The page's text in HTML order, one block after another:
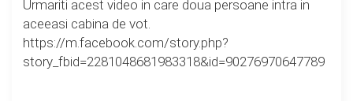
Urmariti acest video in care doua persoane intra in
aceeasi cabina de vot.
https://m.facebook.com/story.php?
story_fbid=2281048681983318&id=902769706477896